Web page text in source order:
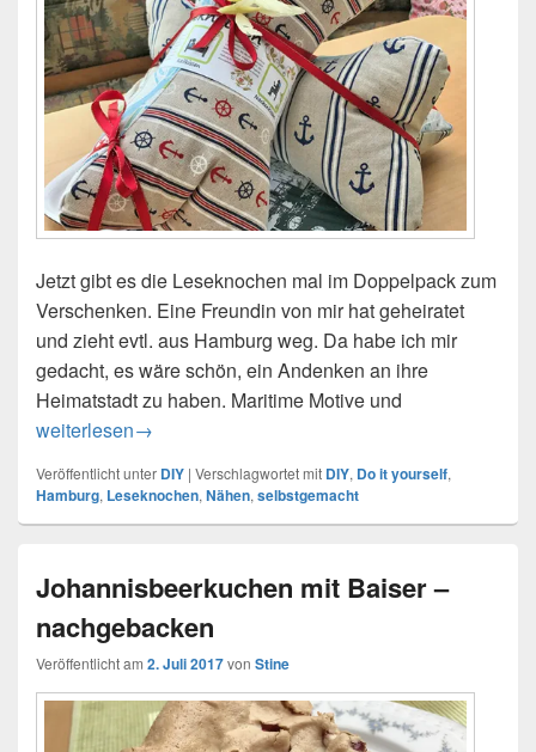
Jetzt gibt es die Leseknochen mal im Doppelpack zum
Verschenken. Eine Freundin von mir hat geheiratet
und zieht evtl. aus Hamburg weg. Da habe ich mir
gedacht, es wäre schön, ein Andenken an ihre
Heimatstadt zu haben. Maritime Motive und
Leseknochen gehen auf die Reise
weiterlesen→
Veröffentlicht unter DIY | Verschlagwortet mit DIY, Do it yourself,
Hamburg, Leseknochen, Nähen, selbstgemacht
Johannisbeerkuchen mit Baiser –
nachgebacken
Veröffentlicht am 2. Juli 2017von Stine